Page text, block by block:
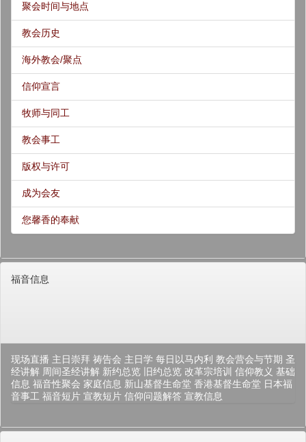
聚会时间与地点
教会历史
海外教会/聚点
信仰宣言
牧师与同工
教会事工
版权与许可
成为会友
您馨香的奉献
福音信息
现场直播 主日崇拜 祷告会 主日学 每日以马内利 教会营会与节期 圣
经讲解 周间圣经讲解 新约总览 旧约总览 改革宗培训 信仰教义 基础
信息 福音性聚会 家庭信息 新山基督生命堂 香港基督生命堂 日本福
音事工 福音短片 宣教短片 信仰问题解答 宣教信息